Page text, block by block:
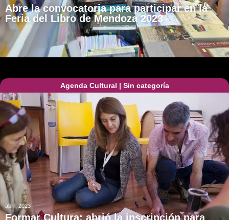
Abre la convocatoria para participar en la
Feria del Libro de Mendoza 2023
Agenda Cultural | Sin categoría
abril, 2023
Formar Cultura: abrió la inscripción para